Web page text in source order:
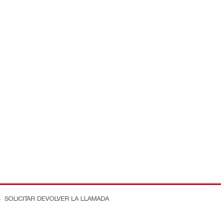
SOLICITAR DEVOLVER LA LLAMADA